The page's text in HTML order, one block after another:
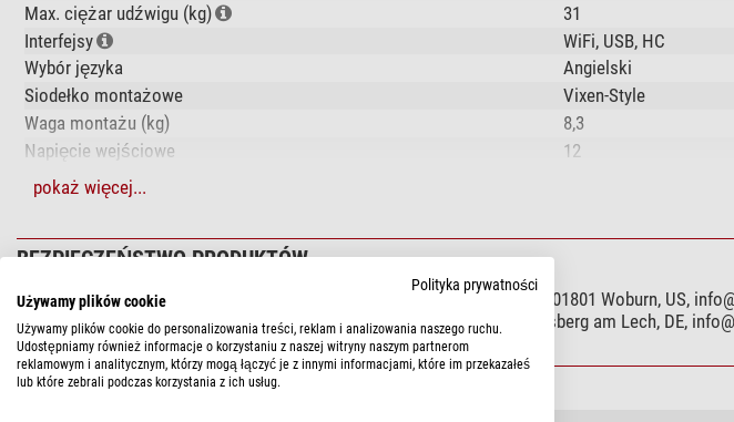
Max. ciężar udźwigu (kg)
31
Interfejsy
WiFi, USB, HC
Wybór języka
Angielski
Siodełko montażowe
Vixen-Style
Waga montażu (kg)
8,3
Napięcie wejściowe
12
Natężenie prądu (A)
Prowadzenie kabla
Materiał osi deklinacji
Aluminium
Typ silnika
Silniki krokowe
Przeciwwaga
Typ napędu
Harmonic / Strainwave
Przekładnia
pokaż więcej...
BEZPIECZEŃSTWO PRODUKTÓW
Producent: iOptron Corporation - Air Freight Orders, 1 Merrill Street, MA 01801 Woburn, US,
Osoba odpowiedzialna: NIMAX GmbH, Otto-Lilienthal-Str. 9, 86899 Landsberg am Lech, DE,
ZALECANE AKCESORIA
Polityka prywatności
Używamy plików cookie
Używamy plików cookie do personalizowania treści, reklam i analizowania naszego ruchu.
Udostępniamy również informacje o korzystaniu z naszej witryny naszym partnerom
reklamowym i analitycznym, którzy mogą łączyć je z innymi informacjami, które im przekazałeś
lub które zebrali podczas korzystania z ich usług.